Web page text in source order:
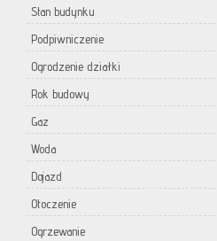
Stan budynku
Podpiwniczenie
Ogrodzenie działki
Rok budowy
Gaz
Woda
Dojazd
Otoczenie
Ogrzewanie